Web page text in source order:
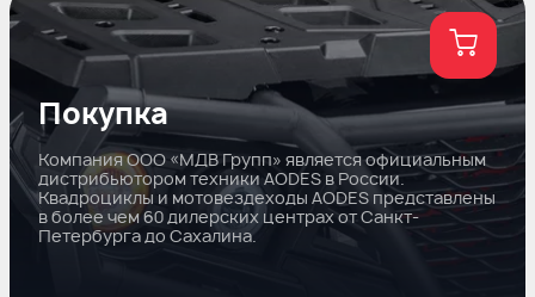
Покупка
Компания ООО «МДВ Групп» является официальным
дистрибьютором техники AODES в России.
Квадроциклы и мотовездеходы AODES представлены
в более чем 60 дилерских центрах от Санкт-
Петербурга до Сахалина.